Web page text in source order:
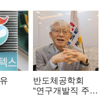
반도체공학회
“연구개발직 주